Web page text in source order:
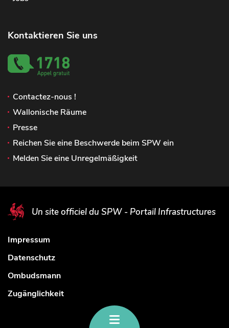
Kontaktieren Sie uns
Contactez-nous !
Wallonische Räume
Presse
Reichen Sie eine Beschwerde beim SPW ein
Melden Sie eine Unregelmäßigkeit
Un site officiel du SPW - Portail Infrastructures
Impressum
Datenschutz
Ombudsmann
Zugänglichkeit